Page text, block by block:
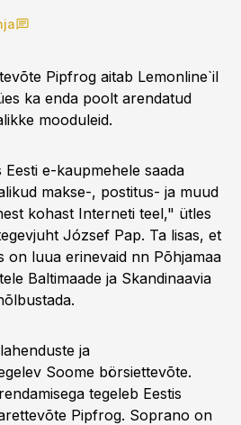
Pipfrog aitab Lemonline`il
ka enda poolt arendatud
mooduleid.
e-kaupmehele saada
makse-, postitus- ja muud
kohast Interneti teel," ütles
József Pap. Ta lisas, et
on luua erinevaid nn Põhjamaa
Baltimaade ja Skandinaavia
ja
Soome börsiettevõte.
tegeleb Eestis
Pipfrog. Soprano on